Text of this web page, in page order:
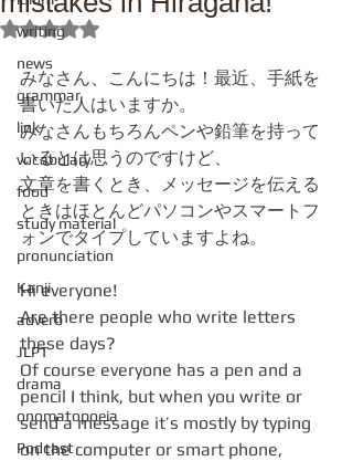
writing
news
grammar
link
vocabulary
food
study material
pronunciation
Kanji
adverb
JLPT
drama
onomatopoeia
Podcast
Rated NaN out of 5 stars.
みなさん、こんにちは！最近、手紙を
書いた人はいますか。
みなさんもちろんペンや鉛筆を持って
いるとは思うのですけど、
文章を書くとき、メッセージを伝える
ときはほとんどパソコンやスマートフ
ォンでタイプしていますよね。
Hi everyone!
Are there people who write letters
these days?
Of course everyone has a pen and a
pencil I think, but when you write or
send a message it’s mostly by typing
on the computer or smart phone,